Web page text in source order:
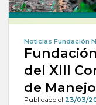
Noticias Fundación
del XIII
de
Publicado el 23/03/